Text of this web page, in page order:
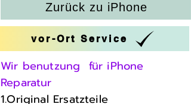
Zurück zu iPhone
vor-Ort Service
Wir benutzung für iPhone
Reparatur
1.Original Ersatzteile